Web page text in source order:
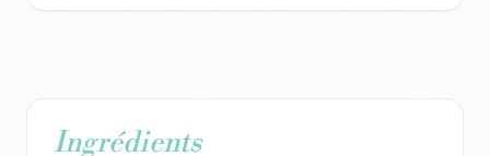
Ingrédients